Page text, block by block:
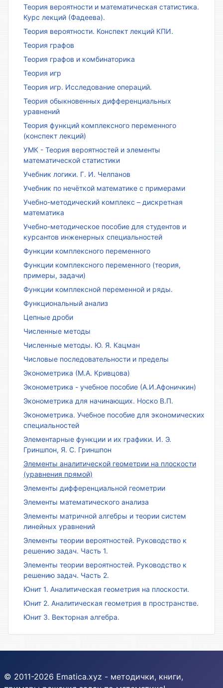
Теория вероятности и математическая статистика.
Курс лекций (Фадеева).
Теория вероятности. Конспект лекций КПИ.
Теория графов
Теория графов и комбинаторика
Теория игр
Теория игр. Исследование операций.
Теория обыкновенных дифференциальных
уравнений
Теория функций комплексного переменного
(конспект лекций)
УМК - Теория вероятностей и элементы
математической статистики
Учебник логики. Г. И. Челпанов
Учебник по нечёткой математике с примерами
Учебно-методический комплекс – дискретная
математика
Учебно-методическое пособие для студентов и
курсантов инженерных специальностей
Функции комплексного переменного
Функции комплексного переменного (теория,
примеры, задачи)
Функции комплексной переменной и ряды.
Функциональный анализ
Цепные дроби
Численные методы
Численные методы. Ю. Я. Кацман
Числовые последовательности и пределы
Эконометрика (М.А. Кривцова)
Эконометрика - учебное пособие (А.И.Афоничкин)
Эконометрика для начинающих. Носко В.П.
Эконометрика. Учебное пособие для экономических
специальностей
Элементарные функции и их графики. И. Э.
Гриншпон, Я. С. Гриншпон
Элементы аналитической геометрии на плоскости
(уравнения прямой)
Элементы дифференциальной геометрии
Элементы математического анализа
Элементы матричной алгебры и теории систем
линейных уравнений
Элементы теории вероятностей. Руководство к
решению задач. Часть 1.
Элементы теории вероятностей. Руководство к
решению задач. Часть 2.
Юнит 1. Аналитическая геометрия на плоскости.
Юнит 2. Аналитическая геометрия в пространстве.
Юнит 3. Векторная алгебра.
© 2011-2026 Ematica.xyz - методички, книги,